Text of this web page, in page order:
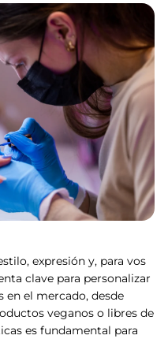
expresión y, para vos
clave para personalizar
en el mercado, desde
veganos o libres de
es fundamental para